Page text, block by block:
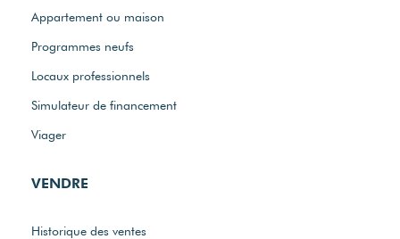
Appartement ou maison
Programmes neufs
Locaux professionnels
Simulateur de financement
Viager
VENDRE
Historique des ventes